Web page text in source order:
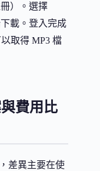
）。選擇
下載。登入完成
取得 MP3 檔
費用比
差異主要在使